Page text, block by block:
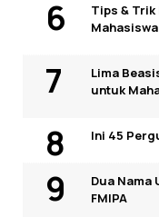
Tips & Trik
Mahasiswa
Lima
untuk
Ini 45
Dua Nama
FMIPA